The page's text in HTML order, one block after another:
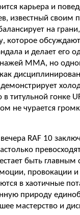
карьера и
известный своим
на
которое
и делает его
ММА, но
в титульной гонке
не чурается
RAF 10
быть
провокации
в хаотичные
природу
мастерство и